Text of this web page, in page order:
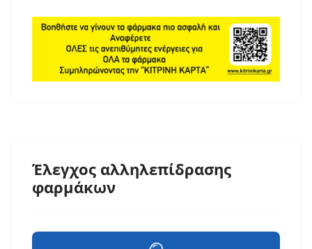
Έλεγχος αλληλεπίδρασης
φαρμάκων